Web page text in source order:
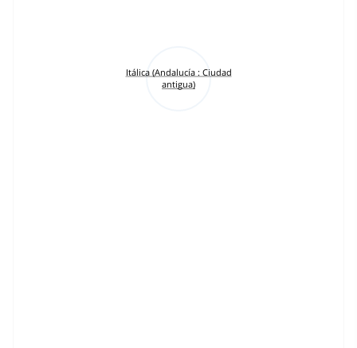
Itálica (Andalucía : Ciudad
antigua)